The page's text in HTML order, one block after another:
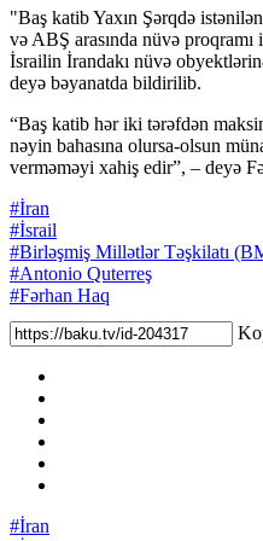
"Baş katib Yaxın Şərqdə
və ABŞ arasında nüvə proqramı
İsrailin İrandakı nüvə
deyə bəyanatda bildirilib.
“Baş katib hər iki tərəfdən
nəyin bahasına olursa-olsun
verməməyi xahiş edir”, – deyə
#İran
#İsrail
#Birləşmiş Millətlər Təşkilatı
#Antonio Quterreş
#Fərhan Haq
#İran